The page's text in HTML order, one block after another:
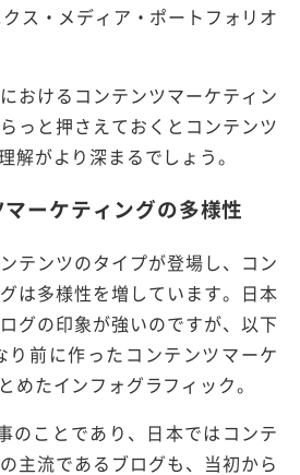
ス・メディア・ポートフォリオ
おけるコンテンツマーケティン
っと押さえておくとコンテンツ
解がより深まるでしょう。
ーケティングの多様性
テンツのタイプが登場し、コン
は多様性を増しています。日本
グの印象が強いのですが、以下
前に作ったコンテンツマーケ
めたインフォグラフィック。
のことであり、日本ではコンテ
主流であるブログも、当初から